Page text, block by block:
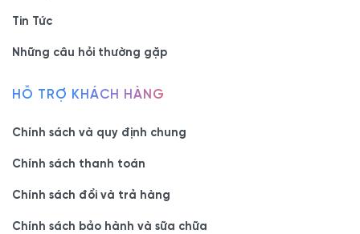
Tin Tức
Những câu hỏi thường gặp
HỖ TRỢ KHÁCH HÀNG
Chính sách và quy định chung
Chính sách thanh toán
Chính sách đổi và trả hàng
Chính sách bảo hành và sữa chữa